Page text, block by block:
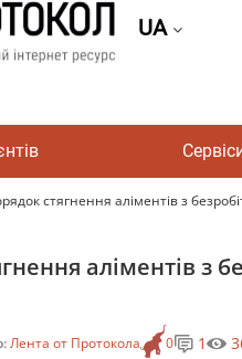
UA
стягнення аліментів з
аліментів з
Лента от Протокола 0 1